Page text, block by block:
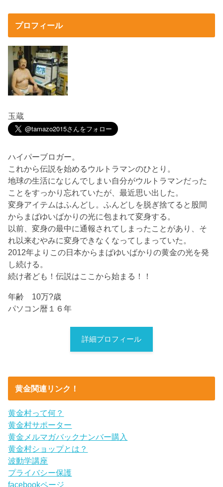
プロフィール
玉蔵
ハイパーブロガー。
これから伝説を始めるウルトラマンのひとり。
地球の生活になじんでしまい自分がウルトラマンだった
ことをすっかり忘れていたが、最近思い出した。
変身アイテムはふんどし。ふんどしを脱ぎ捨てると股間
からまばゆいばかりの光に包まれて変身する。
以前、変身の最中に通報されてしまったことがあり、そ
れ以来むやみに変身できなくなってしまっていた。
2012年よりこの日本からまばゆいばかりの黄金の光を発
し続ける。
続け者ども！伝説はここから始まる！！
年齢 10万?歳
パソコン暦１６年
詳細プロフィール
黄金関連リンク！
黄金村って何？
黄金村サポーター
黄金メルマガバックナンバー購入
黄金村ショップとは？
波動学講座
プライバシー保護
facebookページ